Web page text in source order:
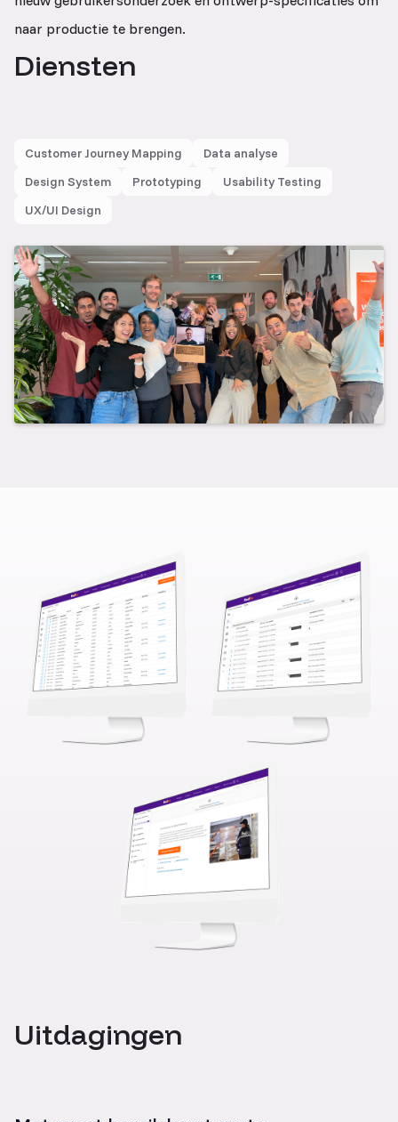
naar productie te brengen.
Diensten
Customer Journey Mapping
Data analyse
Design System
Prototyping
Usability Testing
UX/UI Design
Uitdagingen